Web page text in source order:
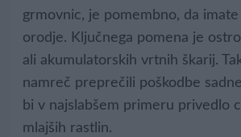
grmovnic, je pomembno, da
orodje. Ključnega pomena je
ali akumulatorskih vrtnih škarij.
namreč preprečili poškodbe
bi v najslabšem primeru privedlo
mlajših rastlin.